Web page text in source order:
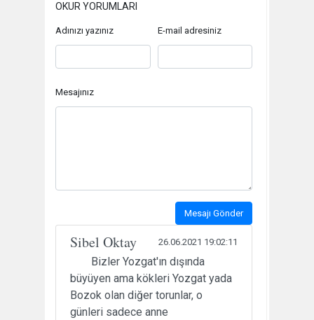
OKUR YORUMLARI
Adınızı yazınız E-mail adresiniz
Mesajınız
Mesajı Gönder
Sibel Oktay 26.06.2021 19:02:11
Bizler Yozgat'ın dışında
büyüyen ama kökleri Yozgat yada
Bozok olan diğer torunlar, o
günleri sadece anne